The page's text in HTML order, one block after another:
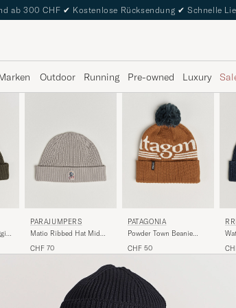
ab 300 CHF ✔ Kostenlose Rücksendung ✔ Schnelle
Outdoor Running Pre-owned Luxury
PARAJUMPERS
Matio Ribbed Hat Mid
CHF 70
PATAGONIA
Powder Town Beanie
CHF 50